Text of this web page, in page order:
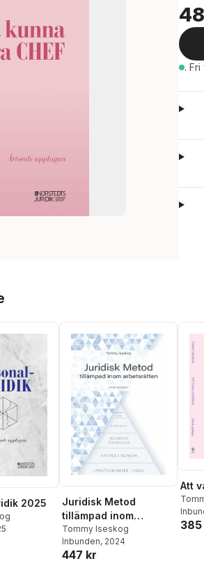
. Fri
2025
Juridisk Metod
tillämpad inom
arbetsrätten
Tommy Iseskog
Inbunden, 2024
447 kr
Att
385